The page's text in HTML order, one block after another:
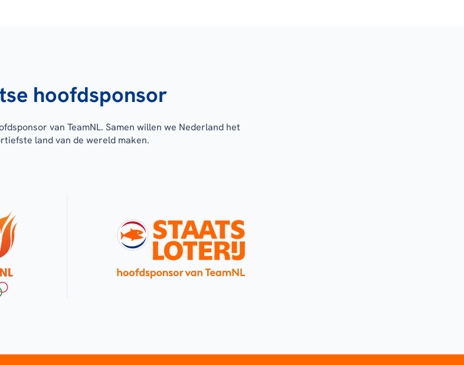
hoofdsponsor
van TeamNL. Samen willen we Nederland het
land van de wereld maken.